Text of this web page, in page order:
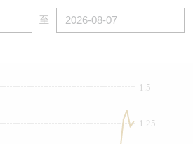
至
1.25
1.5